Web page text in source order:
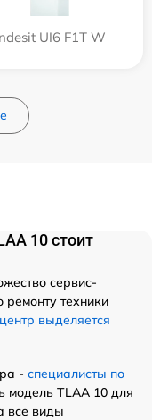
UI6 F1T W
10 стоит
сервис-
ремонту техники
выделяется
- специалисты по
модель TLAA 10 для
все виды